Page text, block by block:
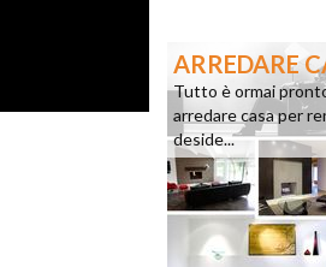
ARREDARE
Tutto è ormai
arredare casa per
deside...